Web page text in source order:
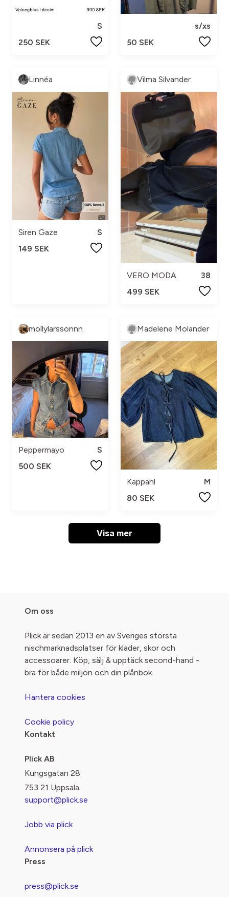
S
250 SEK
s/xs
50 SEK
Linnéa
Siren Gaze
S
149 SEK
Vilma Silvander
VERO MODA
38
499 SEK
mollylarssonnn
Peppermayo
S
500 SEK
Madelene Molander
Kappahl
M
80 SEK
Visa mer
Om oss
Plick är sedan 2013 en av Sveriges största
nischmarknadsplatser för kläder, skor och
accessoarer. Köp, sälj & upptäck second-hand -
bra för både miljön och din plånbok.
Hantera cookies
Cookie policy
Kontakt
Plick AB
Kungsgatan 28
753 21 Uppsala
support@plick.se
Jobb via plick
Annonsera på plick
Press
press@plick.se